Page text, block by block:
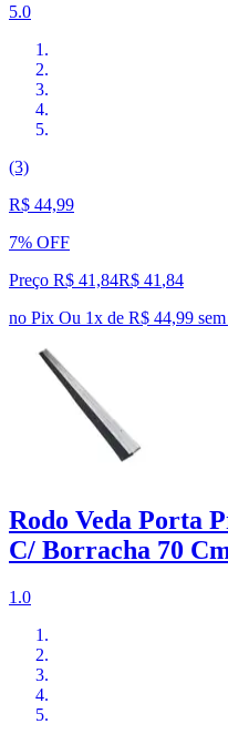
5.0
(3)
R$ 44,99
7% OFF
Preço R$ 41,84R$ 41 ,84
no Pix Ou 1x de R$ 44,99
Rodo Veda Porta
C/ Borracha 70
1.0